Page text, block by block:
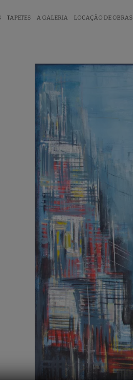
TAPETES A GALERIA LOCAÇÃO DE OBRAS